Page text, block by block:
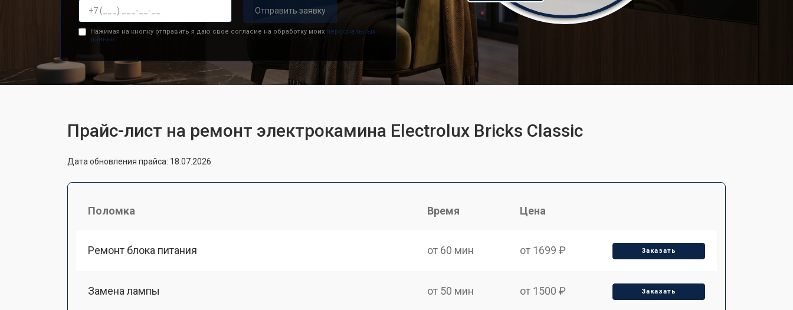
Отправить заявку
Нажимая на кнопку отправить я даю свое согласие на обработку моих персональных
данных.
Прайс-лист на ремонт электрокамина Electrolux Bricks Classic
Дата обновления прайса: 18.07.2026
Поломка Время Цена
Ремонт блока питания от 60 мин от 1699 ₽ Заказать
Замена лампы от 50 мин от 1500 ₽ Заказать